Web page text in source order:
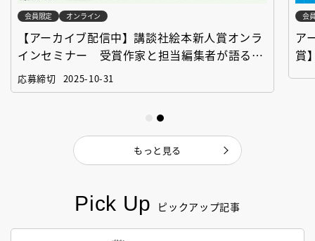
Pick Up ピックアップ記事
会員限定 オンライン
【アーカイブ配信中】講談社絵本新人賞オンラ
インセミナー 受賞作家と担当編集者が語る
「絵本創作実践講座」
応募締切 2025-10-31
会
ア
賞
もっと見る